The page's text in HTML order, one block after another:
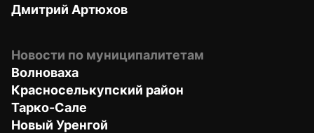
Дмитрий Артюхов
Новости по муниципалитетам
Волноваха
Красноселькупский район
Тарко-Сале
Новый Уренгой